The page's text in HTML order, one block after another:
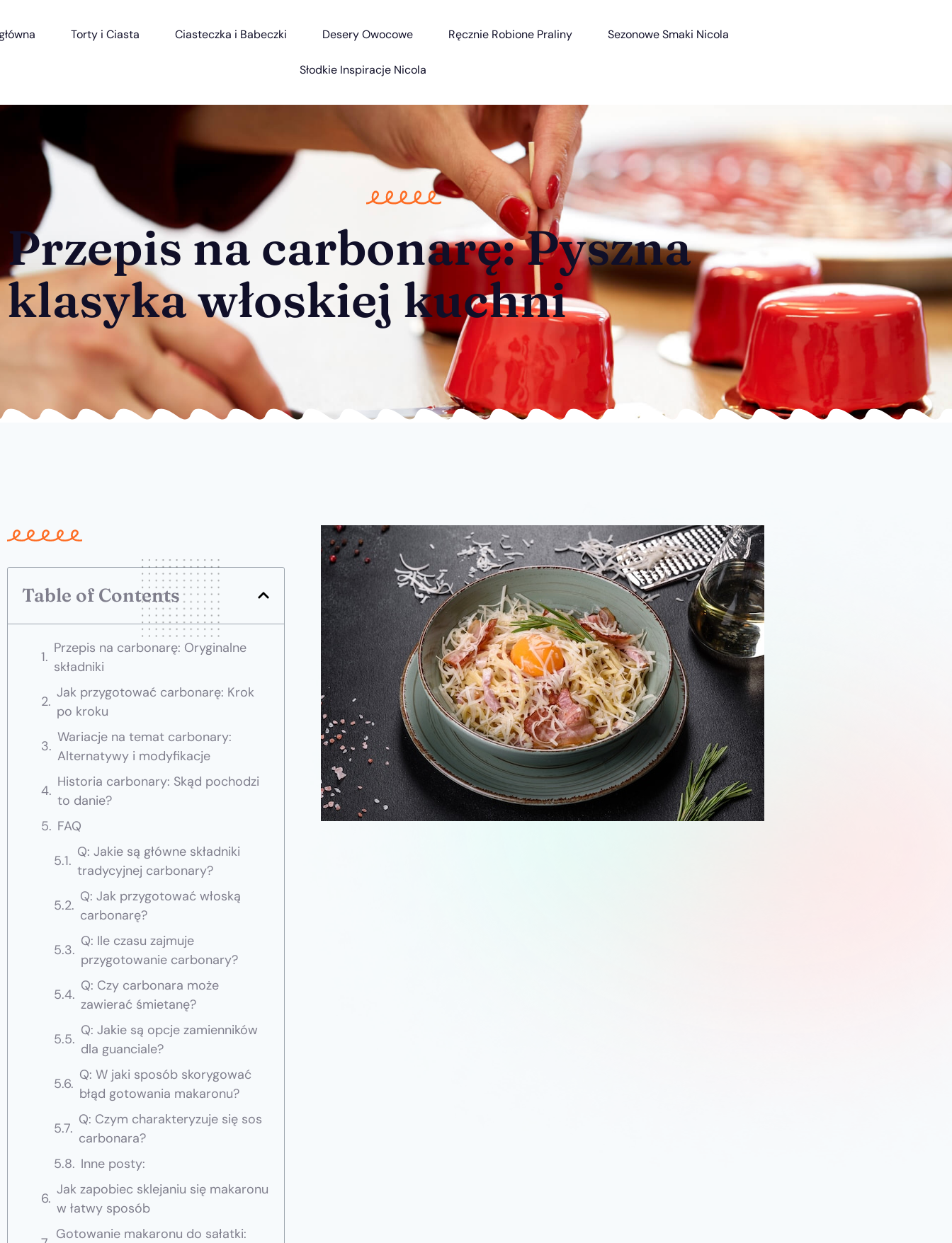
Torty i Ciasta Ciasteczka i Babeczki Desery Owocowe Ręcznie Robione Praliny Sezonowe Smaki Nicola
Słodkie Inspiracje Nicola
Przepis na carbonarę: Pyszna
klasyka włoskiej kuchni
Table of Contents
Przepis na carbonarę: Oryginalne
składniki
Jak przygotować carbonarę: Krok
po kroku
Wariacje na temat carbonary:
Alternatywy i modyfikacje
Historia carbonary: Skąd pochodzi
to danie?
FAQ
Q: Jakie są główne składniki
tradycyjnej carbonary?
Q: Jak przygotować włoską
carbonarę?
Q: Ile czasu zajmuje
przygotowanie carbonary?
Q: Czy carbonara może
zawierać śmietanę?
Q: Jakie są opcje zamienników
dla guanciale?
Q: W jaki sposób skorygować
błąd gotowania makaronu?
Q: Czym charakteryzuje się sos
carbonara?
Inne posty:
Jak zapobiec sklejaniu się makaronu
w łatwy sposób
Gotowanie makaronu do sałatki: